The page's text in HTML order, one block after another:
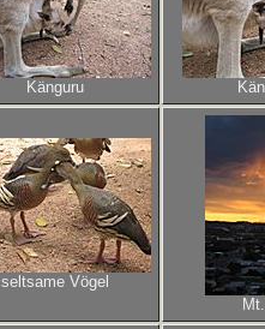
Känguru
seltsame Vögel